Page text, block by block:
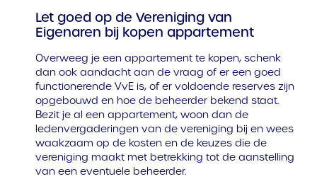
Let goed op de Vereniging van
Eigenaren bij kopen appartement
Overweeg je een appartement te kopen, schenk
dan ook aandacht aan de vraag of er een goed
functionerende VvE is, of er voldoende reserves zijn
opgebouwd en hoe de beheerder bekend staat.
Bezit je al een appartement, woon dan de
ledenvergaderingen van de vereniging bij en wees
waakzaam op de kosten en de keuzes die de
vereniging maakt met betrekking tot de aanstelling
van een eventuele beheerder.